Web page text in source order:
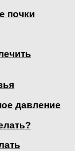
почки
давление